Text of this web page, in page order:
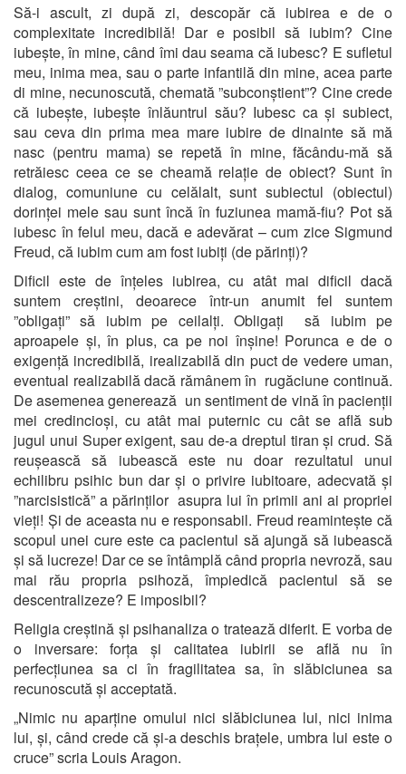
Să-i ascult, zi după zi, descopăr că iubirea e de o
complexitate incredibilă! Dar e posibil să iubim? Cine
iubește, în mine, când îmi dau seama că iubesc? E sufletul
meu, inima mea, sau o parte infantilă din mine, acea parte
di mine, necunoscută, chemată ”subconștient”? Cine crede
că iubește, iubește înlăuntrul său? Iubesc ca și subiect,
sau ceva din prima mea mare iubire de dinainte să mă
nasc (pentru mama) se repetă în mine, făcându-mă să
retrăiesc ceea ce se cheamă relație de obiect? Sunt în
dialog, comuniune cu celălalt, sunt subiectul (obiectul)
dorinței mele sau sunt încă în fuziunea mamă-fiu? Pot să
iubesc în felul meu, dacă e adevărat – cum zice Sigmund
Freud, că iubim cum am fost iubiți (de părinți)?
Dificil este de înțeles iubirea, cu atât mai dificil dacă
suntem creștini, deoarece într-un anumit fel suntem
”obligați” să iubim pe ceilalți. Obligați să iubim pe
aproapele și, în plus, ca pe noi înșine! Porunca e de o
exigență incredibilă, irealizabilă din puct de vedere uman,
eventual realizabilă dacă rămânem în rugăciune continuă.
De asemenea generează un sentiment de vină în pacienții
mei credincioși, cu atât mai puternic cu cât se află sub
jugul unui Super exigent, sau de-a dreptul tiran și crud. Să
reușească să iubească este nu doar rezultatul unui
echilibru psihic bun dar și o privire iubitoare, adecvată și
”narcisistică” a părinților asupra lui în primii ani ai propriei
vieți! Și de aceasta nu e responsabil. Freud reamintește că
scopul unei cure este ca pacientul să ajungă să iubească
și să lucreze! Dar ce se întâmplă când propria nevroză, sau
mai rău propria psihoză, împiedică pacientul să se
descentralizeze? E imposibil?
Religia creștină și psihanaliza o tratează diferit. E vorba de
o inversare: forța și calitatea iubirii se află nu în
perfecțiunea sa ci în fragilitatea sa, în slăbiciunea sa
recunoscută și acceptată.
„Nimic nu aparține omului nici slăbiciunea lui, nici inima
lui, și, când crede că și-a deschis brațele, umbra lui este o
cruce” scria Louis Aragon.